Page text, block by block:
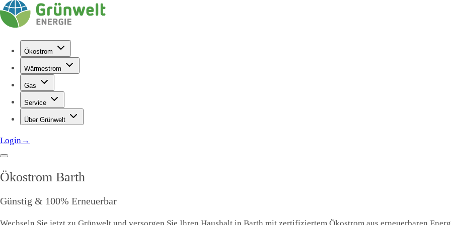
Ökostrom
Wärmestrom
Gas
Service
Über Grünwelt
Login→
Ökostrom Barth
Günstig & 100% Erneuerbar